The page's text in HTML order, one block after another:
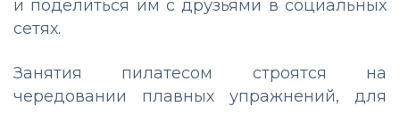
и поделиться им с друзьями в социальных
сетях.
Занятия пилатесом строятся на
чередовании плавных упражнений, для